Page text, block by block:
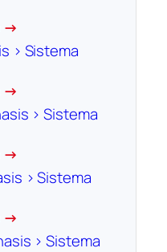
→
› Sistema
→
› Sistema
→
› Sistema
→
› Sistema